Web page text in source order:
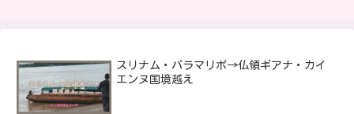
スリナム・パラマリボ→仏領ギアナ・カイ
エンヌ国境越え